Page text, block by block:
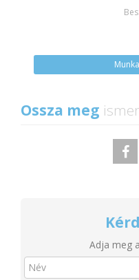
Ossza meg
Adja meg